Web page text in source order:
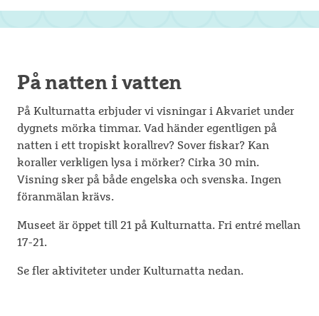
På natten i vatten
På Kulturnatta erbjuder vi visningar i Akvariet under
dygnets mörka timmar. Vad händer egentligen på
natten i ett tropiskt korallrev? Sover fiskar? Kan
koraller verkligen lysa i mörker? Cirka 30 min.
Visning sker på både engelska och svenska. Ingen
föranmälan krävs.
Museet är öppet till 21 på Kulturnatta. Fri entré mellan
17-21.
Se fler aktiviteter under Kulturnatta nedan.